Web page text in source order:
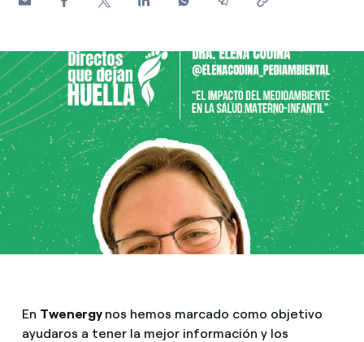
¿Cómo ver mis facturas de Endesa?
¿Cómo cambiar el titular del contrato?
¿Has recibido una oferta para cambiar de
compañía?
Ofertas para autónomos y Pymes
¿Gestionas varias comunidades de propietarios?
Te ayudamos
Compromiso
Blog
Estafas telefónicas
En Twenergy nos hemos marcado como objetivo
ayudaros a tener la mejor información y los